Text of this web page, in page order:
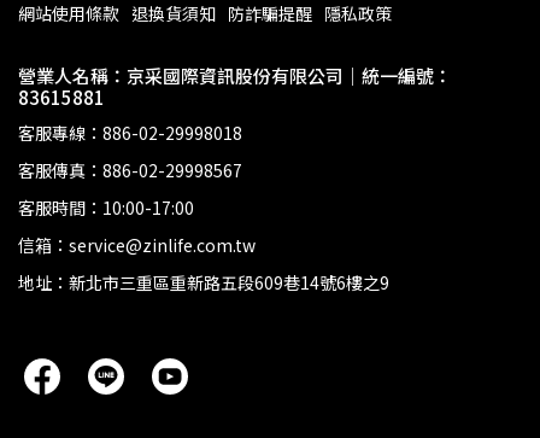
網站使用條款 退換貨須知 防詐騙提醒 隱私政策
營業人名稱：京采國際資訊股份有限公司｜統一編號：
83615881
客服專線：886-02-29998018
客服傳真：886-02-29998567
客服時間：10:00-17:00
信箱：service@zinlife.com.tw
地址：新北市三重區重新路五段609巷14號6樓之9